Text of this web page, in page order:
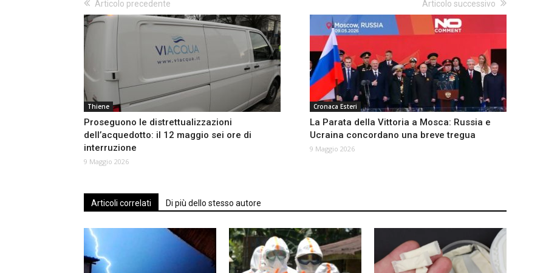
Articolo precedente
Thiene
Proseguono le distrettualizzazioni
dell’acquedotto: il 12 maggio sei ore di
interruzione
9 Maggio 2026
Articolo successivo
Cronaca Esteri
La Parata della Vittoria a Mosca: Russia e
Ucraina concordano una breve tregua
9 Maggio 2026
Articoli correlati Di più dello stesso autore